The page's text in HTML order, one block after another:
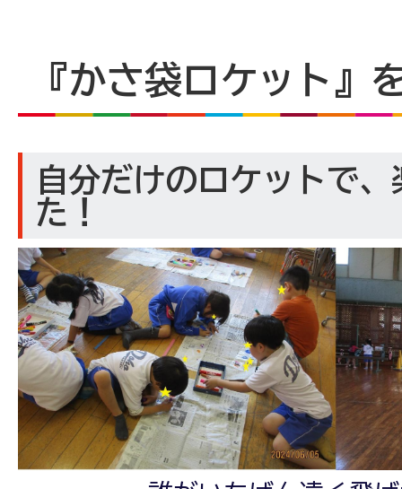
『かさ袋ロケット』
自分だけのロケットで
た！